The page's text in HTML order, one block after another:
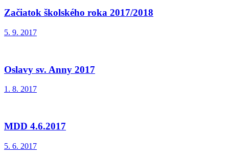
Začiatok školského roka 2017/2018
5. 9. 2017
Oslavy sv. Anny 2017
1. 8. 2017
MDD 4.6.2017
5. 6. 2017